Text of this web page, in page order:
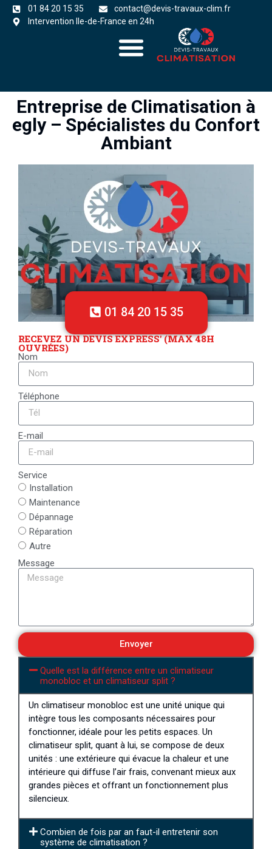
01 84 20 15 35
contact@devis-travaux-clim.fr
Intervention Ile-de-France en 24h
Entreprise de Climatisation à
egly – Spécialistes du Confort
Ambiant
01 84 20 15 35
RECEVEZ UN DEVIS EXPRESS' (MAX 48H
OUVRÉES)
Nom
Téléphone
E-mail
Service
Installation
Maintenance
Dépannage
Réparation
Autre
Message
Envoyer
Quelle est la différence entre un climatiseur
monobloc et un climatiseur split ?
Un climatiseur monobloc est une unité unique qui
intègre tous les composants nécessaires pour
fonctionner, idéale pour les petits espaces. Un
climatiseur split, quant à lui, se compose de deux
unités : une extérieure qui évacue la chaleur et une
intérieure qui diffuse l’air frais, convenant mieux aux
grandes pièces et offrant un fonctionnement plus
silencieux.
Combien de fois par an faut-il entretenir son
système de climatisation ?